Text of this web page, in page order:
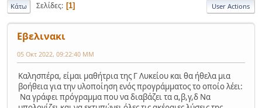
Κάτω Σελίδες 1 User Actions
Εβελινακι
05 Οκτ 2022, 09:22:40 ΜΜ
Καλησπέρα, είμαι μαθήτρια της Γ Λυκείου και θα ήθελα μια
βοήθεια για την υλοποίηση ενός προγράμματος το οποίο λέει:
Να γράφει πρόγραμμα που να διαβάζει τα α,β,γ,δ Να